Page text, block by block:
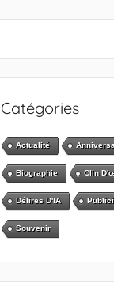
Catégories
Actualité
Biographie Clin
Délires D'IA
Souvenir